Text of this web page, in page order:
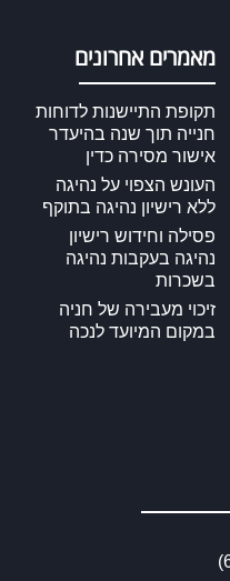
מאמרים אחרונים
תקופת התיישנות לדוחות
חנייה תוך שנה בהיעדר
אישור מסירה כדין
העונש הצפוי על נהיגה
ללא רישיון נהיגה בתוקף
פסילה וחידוש רישיון
נהיגה בעקבות נהיגה
בשכרות
זיכוי מעבירה של חניה
במקום המיועד לנכה